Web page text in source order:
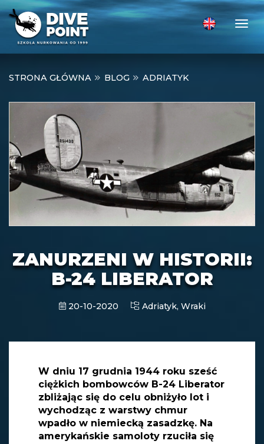
STRONA GŁÓWNA BLOG ADRIATYK
ZANURZENI W HISTORII:
B-24 LIBERATOR
20-10-2020 Adriatyk, Wraki
W dniu 17 grudnia 1944 roku sześć
ciężkich bombowców B-24 Liberator
zbliżając się do celu obniżyło lot i
wychodząc z warstwy chmur
wpadło w niemiecką zasadzkę. Na
amerykańskie samoloty rzuciła się